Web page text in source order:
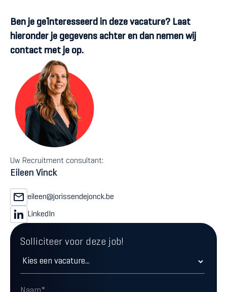
Ben je geïnteresseerd in deze vacature? Laat
hieronder je gegevens achter en dan nemen wij
contact met je op.
Uw Recruitment consultant:
Eileen Vinck
eileen@jorissendejonck.be
LinkedIn
Solliciteer voor deze job!